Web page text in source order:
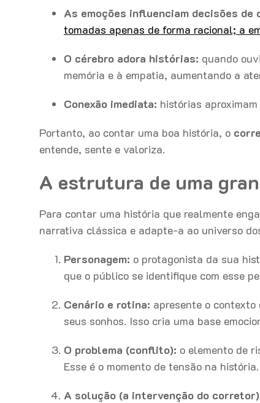
As emoções influenciam decisões de
tomadas apenas de forma racional; a
O cérebro adora histórias: quando
memória e à empatia, aumentando a
Conexão imediata: histórias
Portanto, ao contar uma boa história, o
entende, sente e valoriza.
A estrutura de uma
Para contar uma história que realmente
narrativa clássica e adapte-a ao universo
Personagem: o protagonista da sua
que o público se identifique com esse
Cenário e rotina: apresente o contexto
seus sonhos. Isso cria uma base
O problema (conflito): o elemento de
Esse é o momento de tensão na história.
A solução (a intervenção do